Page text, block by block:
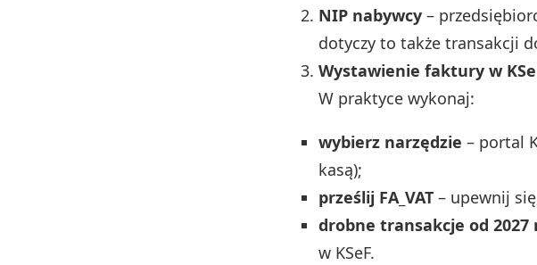
NIP nabywcy –
dotyczy to także transakcji
Wystawienie faktury w
W praktyce wykonaj:
wybierz narzędzie – portal
kasą);
prześlij FA_VAT – upewnij
drobne transakcje od 2027
w KSeF.